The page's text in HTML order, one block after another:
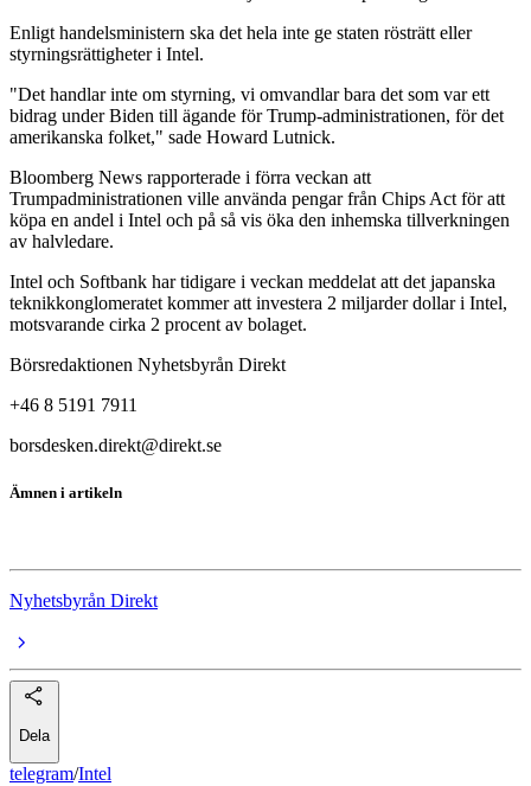
Enligt handelsministern ska det hela inte ge staten rösträtt eller
styrningsrättigheter i Intel.
"Det handlar inte om styrning, vi omvandlar bara det som var ett
bidrag under Biden till ägande för Trump-administrationen, för det
amerikanska folket," sade Howard Lutnick.
Bloomberg News rapporterade i förra veckan att
Trumpadministrationen ville använda pengar från Chips Act för att
köpa en andel i Intel och på så vis öka den inhemska tillverkningen
av halvledare.
Intel och Softbank har tidigare i veckan meddelat att det japanska
teknikkonglomeratet kommer att investera 2 miljarder dollar i Intel,
motsvarande cirka 2 procent av bolaget.
Börsredaktionen Nyhetsbyrån Direkt
+46 8 5191 7911
borsdesken.direkt@direkt.se
Ämnen i artikeln
Nyhetsbyrån Direkt
Dela
telegram/Intel